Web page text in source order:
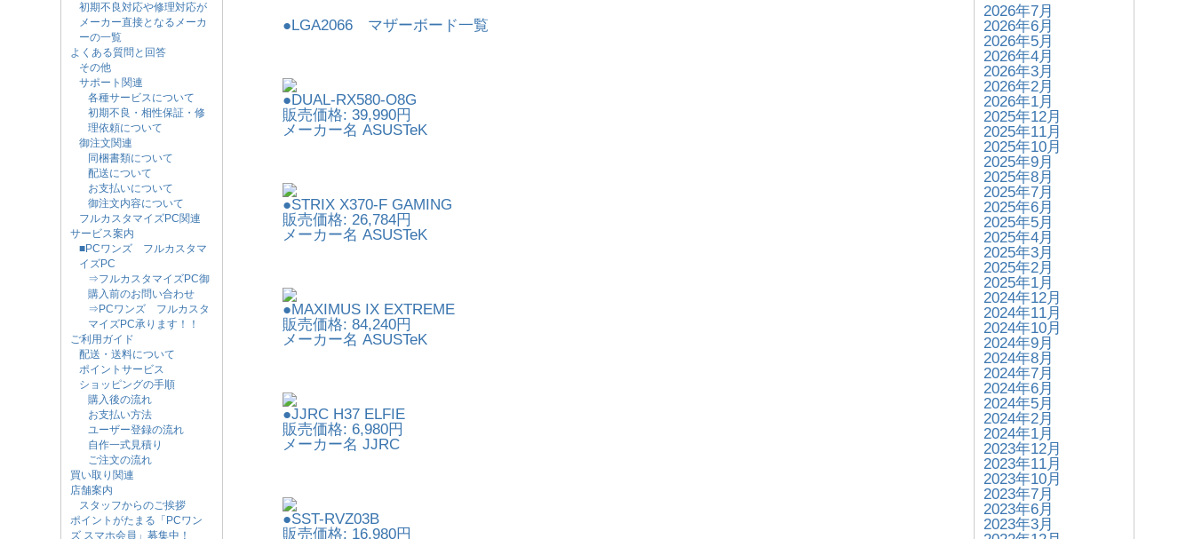
初期不良対応や修理対応が
メーカー直接となるメーカ
ーの一覧
よくある質問と回答
その他
サポート関連
各種サービスについて
初期不良・相性保証・修
理依頼について
御注文関連
同梱書類について
配送について
お支払いについて
御注文内容について
フルカスタマイズPC関連
サービス案内
■PCワンズ フルカスタマ
イズPC
⇒フルカスタマイズPC御
購入前のお問い合わせ
⇒PCワンズ フルカスタ
マイズPC承ります！！
ご利用ガイド
配送・送料について
ポイントサービス
ショッピングの手順
購入後の流れ
お支払い方法
ユーザー登録の流れ
自作一式見積り
ご注文の流れ
買い取り関連
店舗案内
スタッフからのご挨拶
ポイントがたまる「PCワン
ズ スマホ会員」募集中！
●LGA2066 マザーボード一覧
●DUAL-RX580-O8G
販売価格: 39,990円
メーカー名 ASUSTeK
●STRIX X370-F GAMING
販売価格: 26,784円
メーカー名 ASUSTeK
●MAXIMUS IX EXTREME
販売価格: 84,240円
メーカー名 ASUSTeK
●JJRC H37 ELFIE
販売価格: 6,980円
メーカー名 JJRC
●SST-RVZ03B
販売価格: 16,980円
2026年7月
2026年6月
2026年5月
2026年4月
2026年3月
2026年2月
2026年1月
2025年12月
2025年11月
2025年10月
2025年9月
2025年8月
2025年7月
2025年6月
2025年5月
2025年4月
2025年3月
2025年2月
2025年1月
2024年12月
2024年11月
2024年10月
2024年9月
2024年8月
2024年7月
2024年6月
2024年5月
2024年2月
2024年1月
2023年12月
2023年11月
2023年10月
2023年7月
2023年6月
2023年3月